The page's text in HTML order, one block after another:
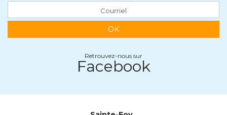
OK
Retrouvez-nous sur
Facebook